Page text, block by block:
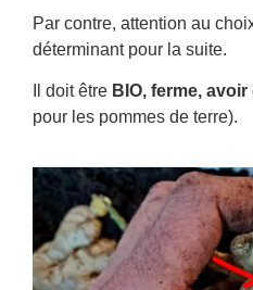
Par contre, attention au
déterminant pour la suite.
Il doit être BIO, ferme,
pour les pommes de terre).